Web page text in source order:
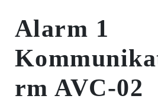
Lietuvių kalba
Alarm 1
rm AVC-02